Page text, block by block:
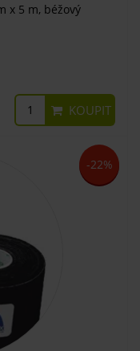
x 5 m, béžový
KOUPIT
-22%